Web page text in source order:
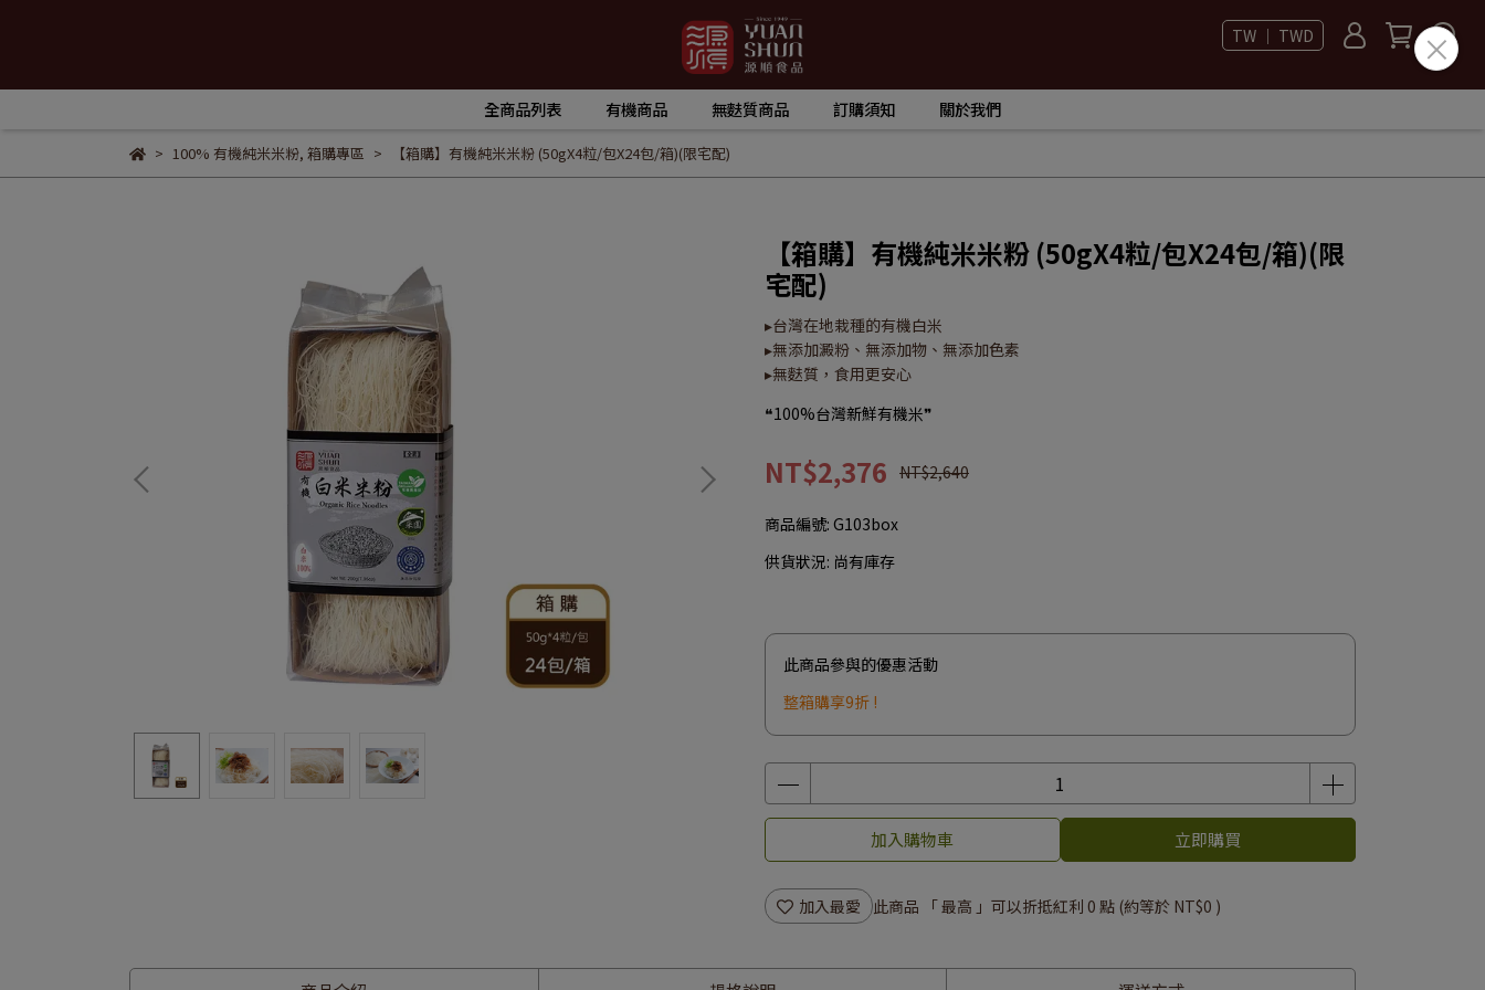
TW ｜ TWD
全商品列表 有機商品 無麩質商品 訂購須知 關於我們
100% 有機純米米粉, 箱購專區 【箱購】有機純米米粉 (50gX4粒/包X24包/箱)(限宅配)
【箱購】有機純米米粉 (50gX4粒/包X24包/箱)(限
宅配)
▸台灣在地栽種的有機白米
▸無添加澱粉、無添加物、無添加色素
▸無麩質，食用更安心
❝100%台灣新鮮有機米❞
NT$2,376 NT$2,640
商品編號: G103box
供貨狀況: 尚有庫存
此商品參與的優惠活動
整箱購享9折 !
加入購物車 立即購買
加入最愛 此商品 「 最高 」可以折抵紅利 0 點 (約等於 NT$0 )